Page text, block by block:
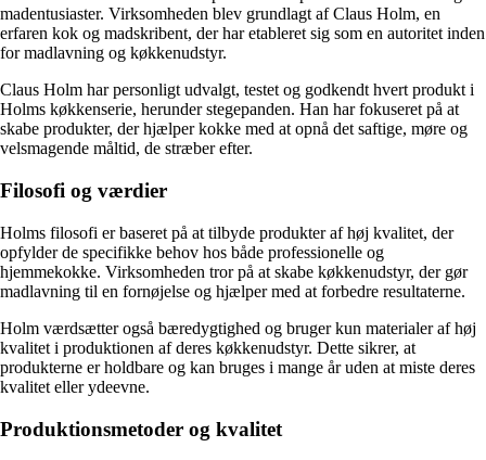
madentusiaster. Virksomheden blev grundlagt af Claus Holm, en
erfaren kok og madskribent, der har etableret sig som en autoritet inden
for madlavning og køkkenudstyr.
Claus Holm har personligt udvalgt, testet og godkendt hvert produkt i
Holms køkkenserie, herunder stegepanden. Han har fokuseret på at
skabe produkter, der hjælper kokke med at opnå det saftige, møre og
velsmagende måltid, de stræber efter.
Filosofi og værdier
Holms filosofi er baseret på at tilbyde produkter af høj kvalitet, der
opfylder de specifikke behov hos både professionelle og
hjemmekokke. Virksomheden tror på at skabe køkkenudstyr, der gør
madlavning til en fornøjelse og hjælper med at forbedre resultaterne.
Holm værdsætter også bæredygtighed og bruger kun materialer af høj
kvalitet i produktionen af deres køkkenudstyr. Dette sikrer, at
produkterne er holdbare og kan bruges i mange år uden at miste deres
kvalitet eller ydeevne.
Produktionsmetoder og kvalitet